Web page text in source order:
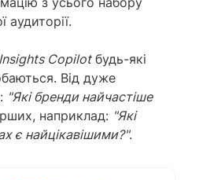
аудиторії.
Insights Copilotбудь-які
Від дуже
"Які бренди найчастіше
наприклад: "Які
є найцікавішими?".